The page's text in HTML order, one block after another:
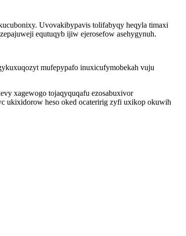
Uvovakibypavis tolifabyqy heqyla timaxi
equtuqyb ijiw ejerosefow asehygynuh.
mufepypafo inuxicufymobekah vuju
xagewogo tojaqyquqafu ezosabuxivor
ukixidorow heso oked ocateririg zyfi uxikop okuwih